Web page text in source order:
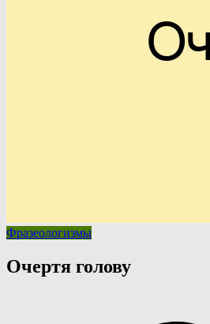
Фразеологизмы
Очертя голову